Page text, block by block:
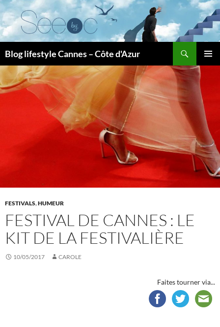
Blog lifestyle Cannes – Côte d'Azur
MENU
AU
CONTENU
FESTIVALS,HUMEUR
FESTIVAL DE CANNES : LE
KIT DE LA FESTIVALIÈRE
10/05/2017 CAROLE
Faites tourner via...